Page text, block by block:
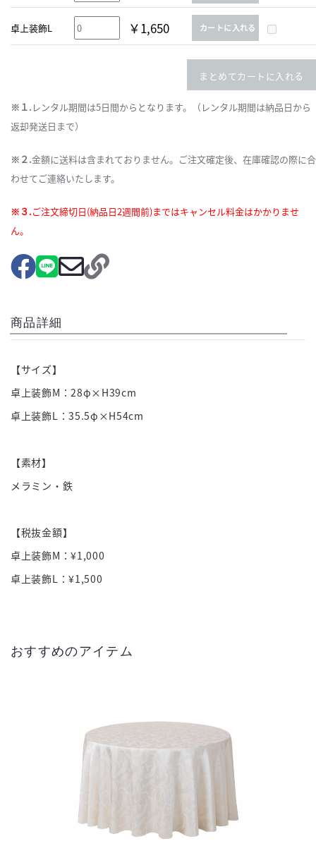
卓上装飾L ￥1,650 カートに入れる
まとめてカートに入れる
※１. レンタル期間は5日間からとなります。（レンタル期間は納品日から
返却発送日まで）
※２.金額に送料は含まれておりません。ご注文確定後、在庫確認の際に合
わせてご連絡いたします。
※３.ご注文締切日(納品日2週間前)まではキャンセル料金はかかりませ
ん。
商品詳細
【サイズ】
卓上装飾M：28φ×H39cm
卓上装飾L：35.5φ×H54cm
【素材】
メラミン・鉄
【税抜金額】
卓上装飾M：¥1,000
卓上装飾L：¥1,500
おすすめのアイテム